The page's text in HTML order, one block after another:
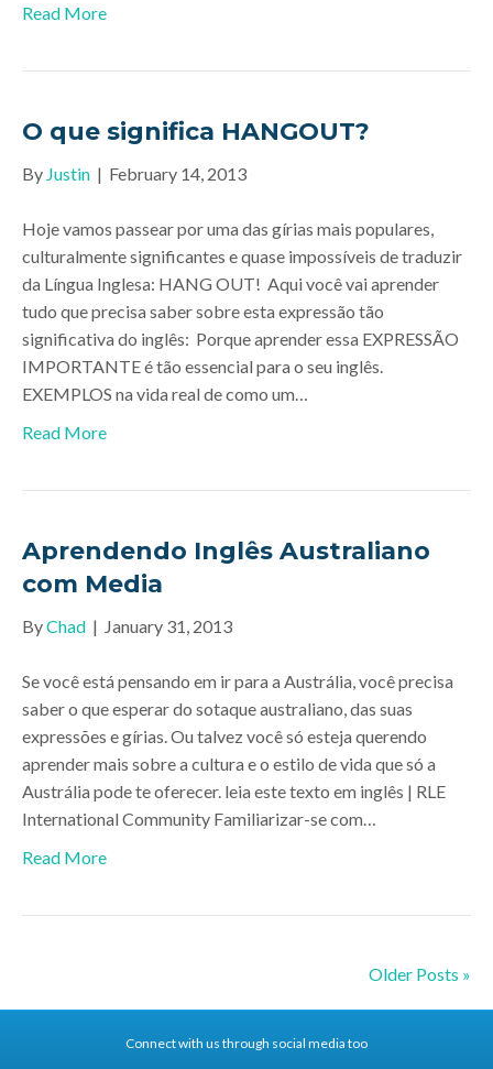
Read More
O que significa HANGOUT?
By Justin | February 14, 2013
Hoje vamos passear por uma das gírias mais populares,
culturalmente significantes e quase impossíveis de traduzir
da Língua Inglesa: HANG OUT! Aqui você vai aprender
tudo que precisa saber sobre esta expressão tão
significativa do inglês: Porque aprender essa EXPRESSÃO
IMPORTANTE é tão essencial para o seu inglês.
EXEMPLOS na vida real de como um…
Read More
Aprendendo Inglês Australiano
com Media
ByChad | January 31, 2013
Se você está pensando em ir para a Austrália, você precisa
saber o que esperar do sotaque australiano, das suas
expressões e gírias. Ou talvez você só esteja querendo
aprender mais sobre a cultura e o estilo de vida que só a
Austrália pode te oferecer. leia este texto em inglês | RLE
International Community Familiarizar-se com…
Read More
Older Posts »
Connect with us through social media too